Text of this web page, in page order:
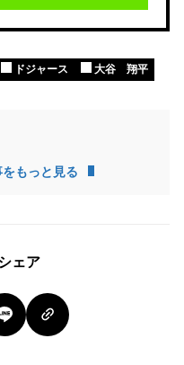
ドジャース 大谷 翔平
もっと見る
ェア